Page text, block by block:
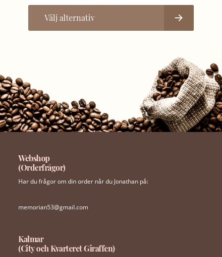
Välj alternativ
Webshop
(Orderfrågor)
Har du frågor om din order når du Jonathan på:
memorian53@gmail.com
Kalmar
(City och Kvarteret Giraffen)